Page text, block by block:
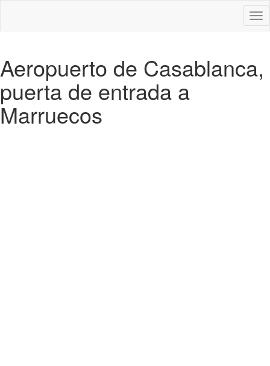
Aeropuerto de Casablanca,
puerta de entrada a
Marruecos